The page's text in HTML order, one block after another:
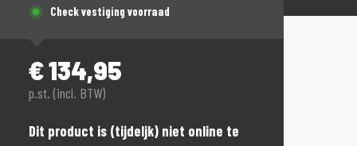
Check vestiging voorraad
€134,95
p.st. (incl. BTW)
Dit product is (tijdeljk) niet online te